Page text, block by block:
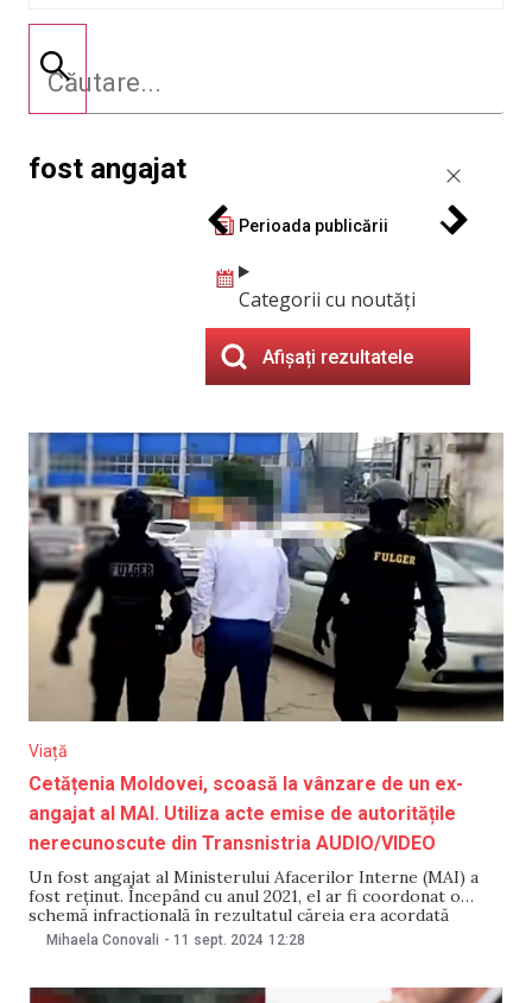
fost angajat
Perioada publicării
Categorii cu noutăți
Afișați rezultatele
Viață
Cetățenia Moldovei, scoasă la vânzare de un ex-
angajat al MAI. Utiliza acte emise de autoritățile
nerecunoscute din Transnistria AUDIO/VIDEO
Un fost angajat al Ministerului Afacerilor Interne (MAI) a
fost reținut. Începând cu anul 2021, el ar fi coordonat o
schemă infracțională în rezultatul căreia era acordată
cetățenia Republicii Moldova. S-a depistat că solicitanții
cetățeniei Moldovei prezentau, la ghișeele Agenției Servicii
Mihaela Conovali - 11 sept. 2024 12:28